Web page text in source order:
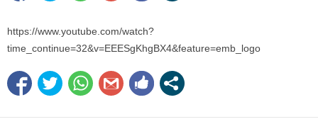
https://www.youtube.com/watch?
time_continue=32&v=EEESgKhgBX4&feature=emb_logo